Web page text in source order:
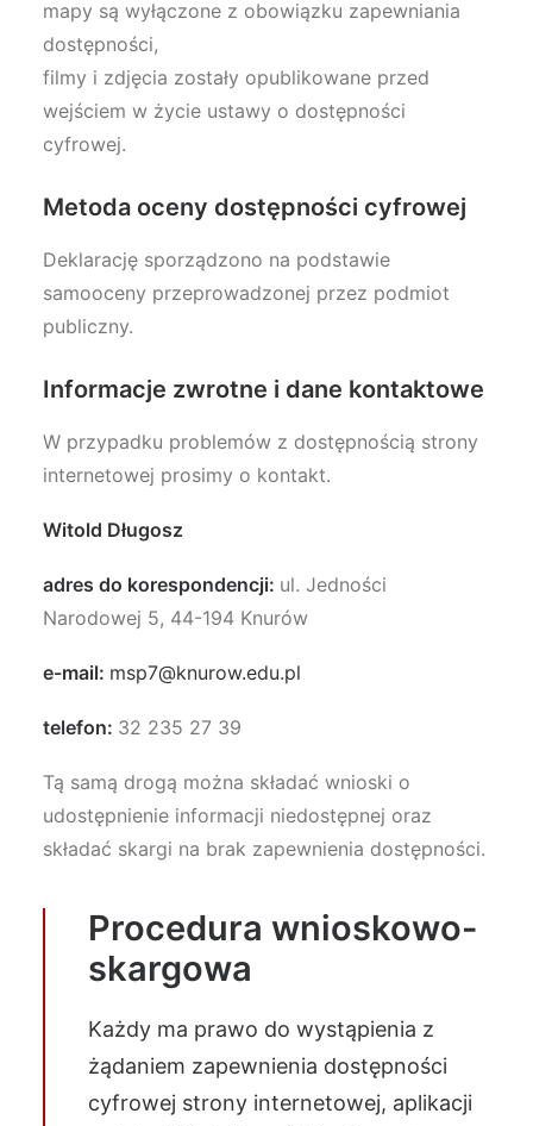
mapy są wyłączone z obowiązku zapewniania
dostępności,
filmy i zdjęcia zostały opublikowane przed
wejściem w życie ustawy o dostępności
cyfrowej.
Metoda oceny dostępności cyfrowej
Deklarację sporządzono na podstawie
samooceny przeprowadzonej przez podmiot
publiczny.
Informacje zwrotne i dane kontaktowe
W przypadku problemów z dostępnością strony
internetowej prosimy o kontakt.
Witold Długosz
adres do korespondencji: ul. Jedności
Narodowej 5, 44-194 Knurów
e-mail: msp7@knurow.edu.pl
telefon: 32 235 27 39
Tą samą drogą można składać wnioski o
udostępnienie informacji niedostępnej oraz
składać skargi na brak zapewnienia dostępności.
Procedura wnioskowo-
skargowa
Każdy ma prawo do wystąpienia z
żądaniem zapewnienia dostępności
cyfrowej strony internetowej, aplikacji